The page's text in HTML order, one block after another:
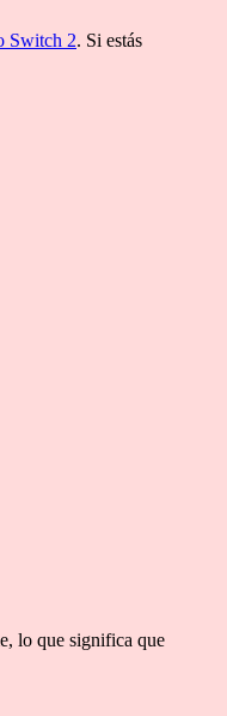
Switch 2. Si estás
lo que significa que